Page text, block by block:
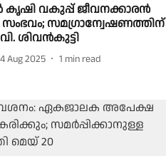
കൃഷി വകുപ്പ് ജീവനക്കാരൻ
സമഗ്രാന്വേഷണത്തിന്
വി. ശിവൻകുട്ടി
Aug 2025 1 min read